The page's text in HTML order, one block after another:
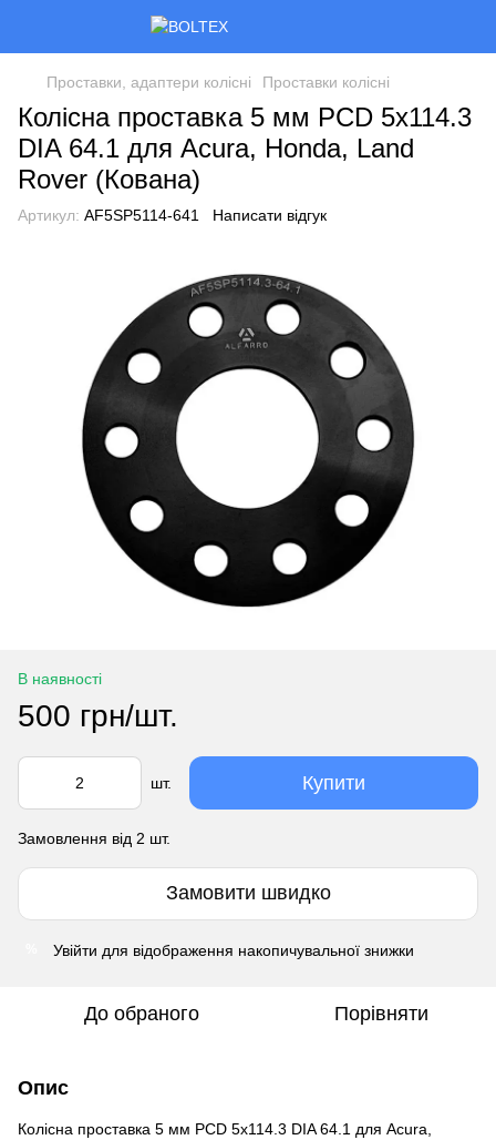
Проставки, адаптери колісні Проставки колісні
Колісна проставка 5 мм PCD 5x114.3
DIA 64.1 для Acura, Honda, Land
Rover (Кована)
Артикул: AF5SP5114-641 Написати відгук
В наявності
500 грн/шт.
шт. Купити
Замовлення від 2 шт.
Замовити швидко
Увійти для відображення накопичувальної знижки
До обраного Порівняти
Опис
Колісна проставка 5 мм PCD 5x114.3 DIA 64.1 для Acura,